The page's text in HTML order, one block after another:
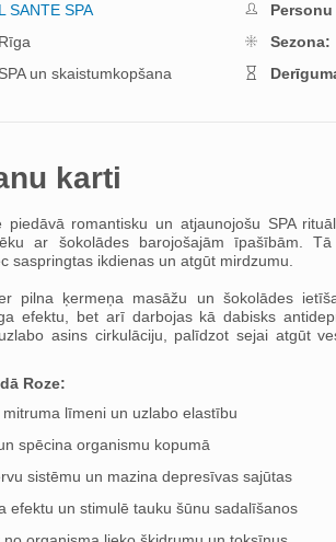
L SANTE SPA
Rīga
SPA un skaistumkopšana
Sezona:
karti
piedāvā romantisku un atjaunojošu SPA
ar šokolādes barojošajām īpašībām.
saspringtas ikdienas un atgūt mirdzumu.
pilna ķermeņa masāžu un šokolādes
efektu, bet arī darbojas kā dabisks
asins cirkulāciju, palīdzot sejai atgūt
Roze:
līmeni un uzlabo elastību
spēcina organismu kopumā
sistēmu un mazina depresīvas sajūtas
efektu un stimulē tauku šūnu sadalīšanos